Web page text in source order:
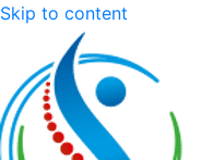
Skip to content